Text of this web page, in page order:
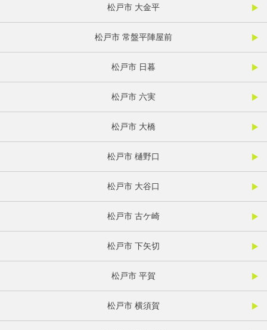
松戸市 大金平
松戸市 常盤平陣屋前
松戸市 日暮
松戸市 六実
松戸市 大橋
松戸市 樋野口
松戸市 大谷口
松戸市 古ケ崎
松戸市 下矢切
松戸市 平賀
松戸市 横須賀